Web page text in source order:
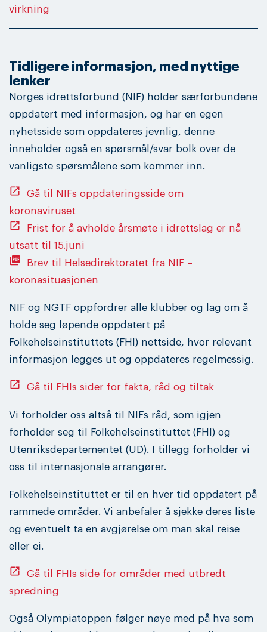
virkning
Tidligere informasjon, med nyttige
lenker
Norges idrettsforbund (NIF) holder særforbundene
oppdatert med informasjon, og har en egen
nyhetsside som oppdateres jevnlig, denne
inneholder også en spørsmål/svar bolk over de
vanligste spørsmålene som kommer inn.
open_in_new
Gå til NIFs oppdateringsside om
koronaviruset
open_in_new
Frist for å avholde årsmøte i idrettslag er nå
utsatt til 15.juni
picture_as_pdf
Brev til Helsedirektoratet fra NIF –
koronasituasjonen
NIF og NGTF oppfordrer alle klubber og lag om å
holde seg løpende oppdatert på
Folkehelseinstituttets (FHI) nettside, hvor relevant
informasjon legges ut og oppdateres regelmessig.
open_in_new Gå til FHIs sider for fakta, råd og tiltak
Vi forholder oss altså til NIFs råd, som igjen
forholder seg til Folkehelseinstituttet (FHI) og
Utenriksdepartementet (UD). I tillegg forholder vi
oss til internasjonale arrangører.
Folkehelseinstituttet er til en hver tid oppdatert på
rammede områder. Vi anbefaler å sjekke deres liste
og eventuelt ta en avgjørelse om man skal reise
eller ei.
open_in_new
Gå til FHIs side for områder med utbredt
spredning
Også Olympiatoppen følger nøye med på hva som